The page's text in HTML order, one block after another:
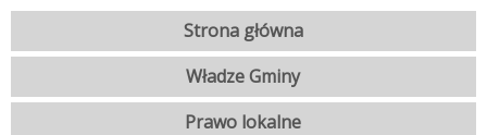
Strona główna
Władze Gminy
Prawo lokalne